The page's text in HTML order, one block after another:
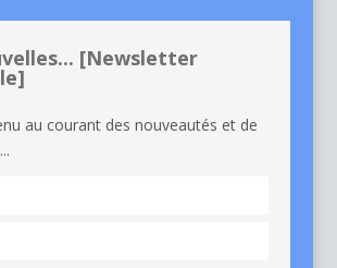
[Newsletter
au courant des nouveautés et de